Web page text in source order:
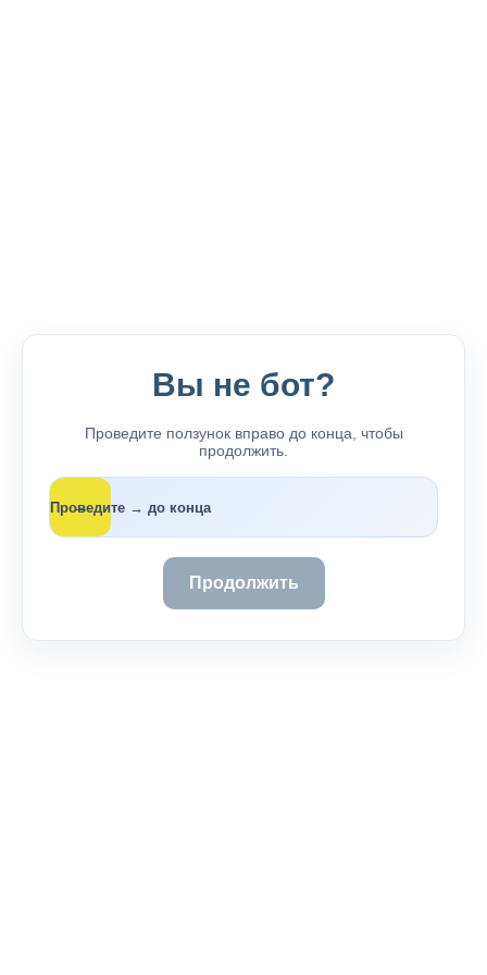
Вы не бот?
Проведите ползунок вправо до конца, чтобы
продолжить.
Проведите → до конца
→
Продолжить